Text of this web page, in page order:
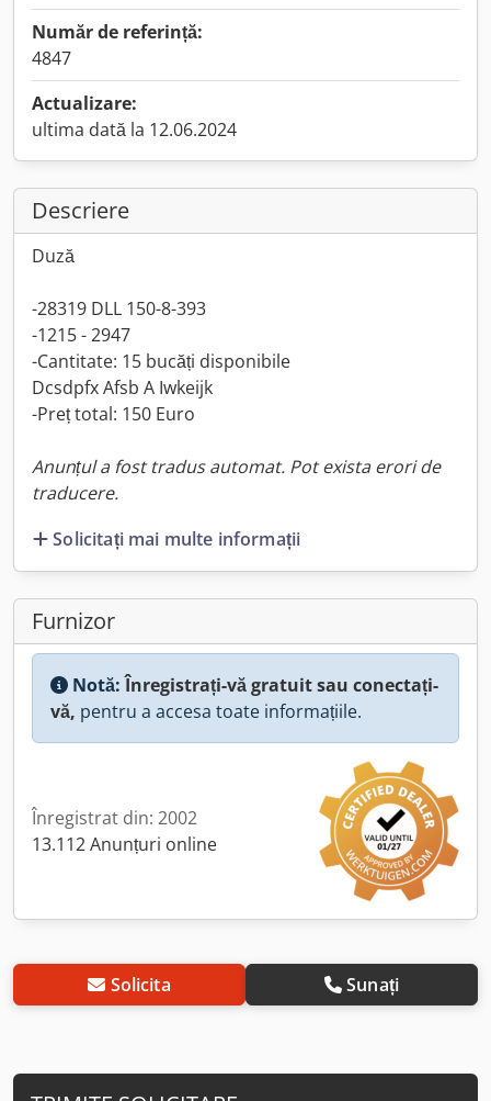
Număr de referință:
4847
Actualizare:
ultima dată la 12.06.2024
Descriere
Duză
-28319 DLL 150-8-393
-1215 - 2947
-Cantitate: 15 bucăți disponibile
Dcsdpfx Afsb A Iwkeijk
-Preț total: 150 Euro
Anunțul a fost tradus automat. Pot exista erori de
traducere.
Solicitați mai multe informații
Furnizor
Notă:Înregistrați-vă gratuit sau conectați-
vă, pentru a accesa toate informațiile.
Înregistrat din: 2002
13.112 Anunțuri online
Solicita Sunați